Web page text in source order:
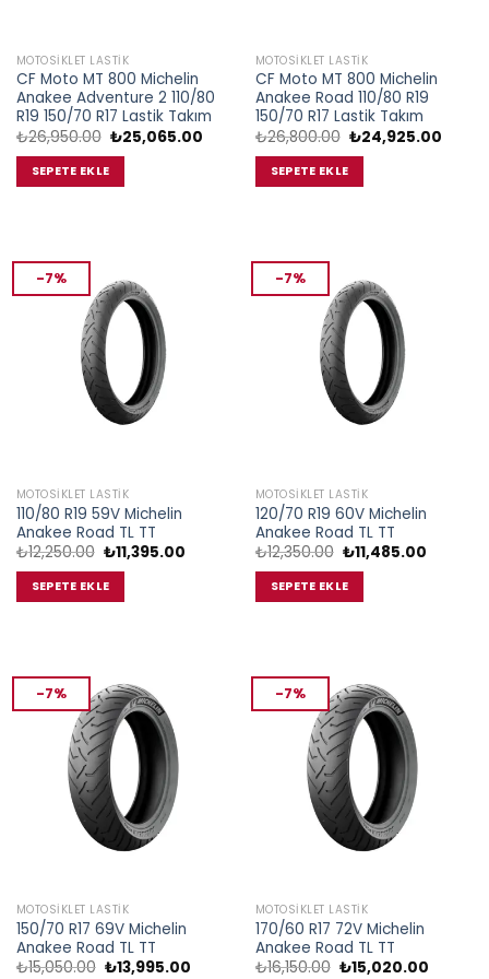
MOTOSIKLET LASTIK
CF Moto MT 800 Michelin
Anakee Adventure 2 110/80
R19 150/70 R17 Lastik Takım
₺26,950.00 Orijinal
fiyat:
₺26,950.00.
₺25,065.00Şu
₺25,065.00.
SEPETE EKLE
MOTOSIKLET LASTIK
CF Moto MT 800 Michelin
Anakee Road 110/80 R19
150/70 R17 Lastik Takım
₺26,800.00 Orijinal
fiyat:
₺26,800.00.
₺24,925.00Şu
SEPETE EKLE
-7%
MOTOSIKLET LASTIK
110/80 R19 59V Michelin
Anakee Road TL TT
₺12,250.00 Orijinal
fiyat:
₺12,250.00.
₺11,395.00Şu
SEPETE EKLE
-7%
MOTOSIKLET LASTIK
120/70 R19 60V Michelin
Anakee Road TL TT
₺12,350.00 Orijinal
fiyat:
₺12,350.00.
₺11,485.00Şu
SEPETE EKLE
-7%
MOTOSIKLET LASTIK
150/70 R17 69V Michelin
Anakee Road TL TT
₺15,050.00 Orijinal
₺13,995.00Şu
-7%
MOTOSIKLET LASTIK
170/60 R17 72V Michelin
Anakee Road TL TT
₺16,150.00 Orijinal
₺15,020.00Şu